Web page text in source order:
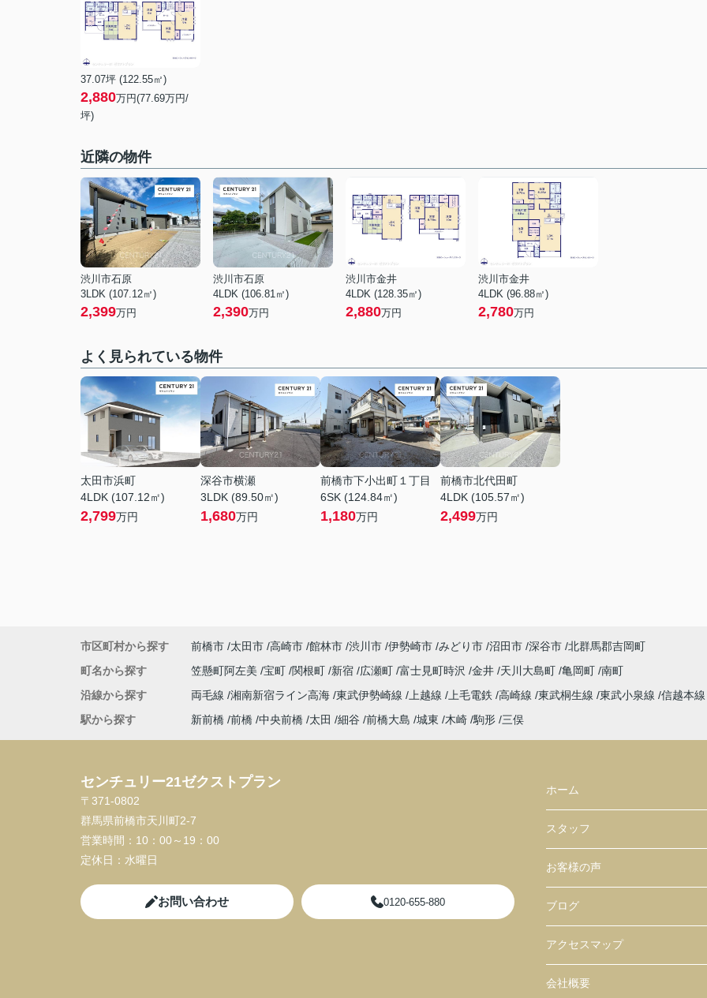
37.07坪 (122.55㎡)
2,880万円(77.69万円/
坪)
近隣の物件
渋川市石原
3LDK (107.12㎡)
2,399万円
渋川市石原
4LDK (106.81㎡)
2,390万円
渋川市金井
4LDK (128.35㎡)
2,880万円
渋川市金井
4LDK (96.88㎡)
2,780万円
よく見られている物件
太田市浜町
4LDK (107.12㎡)
2,799万円
深谷市横瀬
3LDK (89.50㎡)
1,680万円
前橋市下小出町１丁目
6SK (124.84㎡)
1,180万円
前橋市北代田町
4LDK (105.57㎡)
2,499万円
市区町村から探す 前橋市 太田市 高崎市 館林市 渋川市 伊勢崎市 みどり市 沼田市 深谷市 北群馬郡吉岡町
町名から探す
笠懸町阿左美 宝町 関根町 新宿 広瀬町 富士見町時沢 金井 天川大島町 亀岡町 南町
沿線から探す
両毛線 湘南新宿ライン高海 東武伊勢崎線 上越線 上毛電鉄 高崎線 東武桐生線 東武小泉線 信越本
駅から探す
新前橋 前橋 中央前橋 太田 細谷 前橋大島 城東 木崎 駒形 三俣
センチュリー21ゼクストプラン
〒371-0802
群馬県前橋市天川町2-7
営業時間： 10：00～19：00
定休日： 水曜日
お問い合わせ 0120-655-880
ホーム
スタッフ
お客様の声
ブログ
アクセスマップ
会社概要